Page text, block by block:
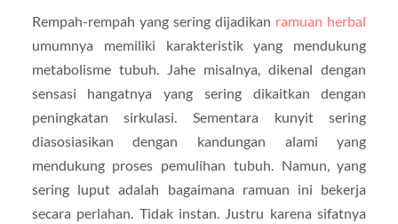
Rempah-rempah yang sering dijadikan ramuan herbal
umumnya memiliki karakteristik yang mendukung
metabolisme tubuh. Jahe misalnya, dikenal dengan
sensasi hangatnya yang sering dikaitkan dengan
peningkatan sirkulasi. Sementara kunyit sering
diasosiasikan dengan kandungan alami yang
mendukung proses pemulihan tubuh. Namun, yang
sering luput adalah bagaimana ramuan ini bekerja
secara perlahan. Tidak instan. Justru karena sifatnya